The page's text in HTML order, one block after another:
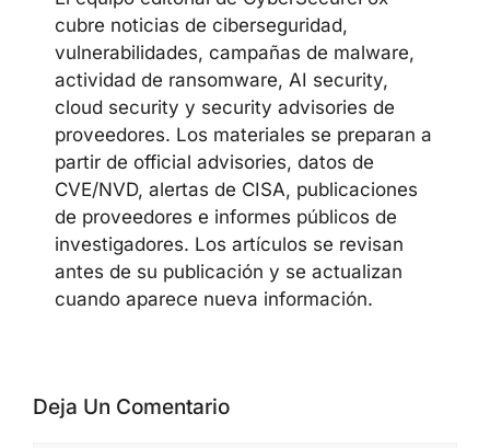
cubre noticias de ciberseguridad,
vulnerabilidades, campañas de malware,
actividad de ransomware, AI security,
cloud security y security advisories de
proveedores. Los materiales se preparan a
partir de official advisories, datos de
CVE/NVD, alertas de CISA, publicaciones
de proveedores e informes públicos de
investigadores. Los artículos se revisan
antes de su publicación y se actualizan
cuando aparece nueva información.
Deja Un Comentario